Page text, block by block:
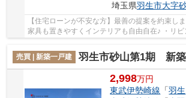
埼玉県羽生市大字
【住宅ローンが不安な方】最善の提案を約束します！ ・全居室
家具も置きやすくインテリアも自由自在♪ ・リ
売買 | 新築一戸建
羽生市砂山第1期 新築戸建 全
2,998万円
東武伊勢崎線 「羽生